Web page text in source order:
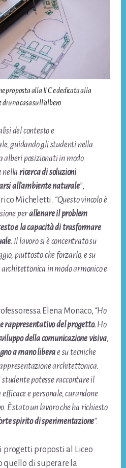
proposta alla II C e dedicata alla
una casa sull’albero
del contesto e
guidando gli studenti nella
alberi posizionati in modo
nella ricerca di soluzioni
all’ambiente naturale”,
Micheletti. “Questo vincolo è
perallenare il problem
e la capacità di trasformare
Il lavoro si è concentrato su
piuttosto che forzarlo, e su
in modo armonico e
Elena Monaco, “Ho
rappresentativo del progetto. Ho
della comunicazione visiva,
a mano liberae su tecniche
architettonica.
studente potesse raccontare il
e personale, curandone
È stato un lavoro che ha richiesto
spirito di sperimentazione”.
progetti proposti al Liceo
quello di superare la